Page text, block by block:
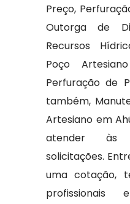
Preço,
Outorga de
Recursos
Poço
Perfuração de
também,
Artesiano em
atender às
solicitações.
uma cotação,